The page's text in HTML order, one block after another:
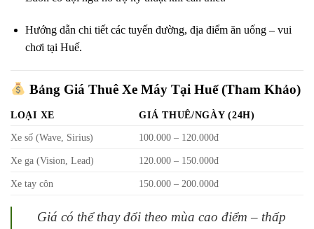
Hướng dẫn chi tiết các tuyến đường, địa điểm ăn uống – vui
chơi tại Huế.
Bảng Giá Thuê Xe Máy Tại Huế (Tham Khảo)
LOẠI XE
GIÁ THUÊ/NGÀY (24H)
Xe số (Wave, Sirius)
100.000 – 120.000đ
Xe ga (Vision, Lead) 120.000 – 150.000đ
Xe tay côn 150.000 – 200.000đ
Giá có thể thay đổi theo mùa cao điểm – thấp